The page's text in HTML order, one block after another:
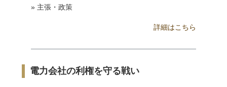
» 主張・政策
詳細はこちら
電力会社の利権を守る戦い